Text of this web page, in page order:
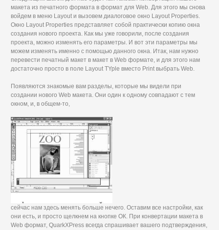
макета из печатного формата в формат для Web. Для этого мы снова
войдем в меню Layout и вызовем диалоговое окно Layout Properties.
Окно Layout Properties представляет собой практически копию окна
создания нового проекта. Как мы уже говорили, после создания
проекта, можно изменять его параметры. И вот эти параметры мы
можем изменять именно с помощью данного окна. Итак, нам нужно
перевести печатный макет в макет в Web формате, и для этого нам
достаточно просто в поле Layout TYple вместо Print выбрать Web.
Появляются знакомые вам разделы, которые мы видели при
создании нового Web макета. Они один к одному совпадают с тем
окном, и, в общем-то,
сейчас нам здесь менять больше нечего. Оставим все настройки, как
они есть, и просто щелкнем на кнопке ОК. При конвертации макета в
Web формат, QuarkXPress всегда спрашивает вашего подтверждения,